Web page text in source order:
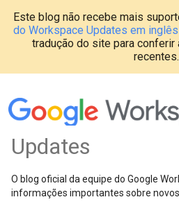
Este blog não recebe mais
do Workspace Updates em inglês
tradução do site para
recentes.
Updates
O blog oficial da equipe do Google
informações importantes sobre